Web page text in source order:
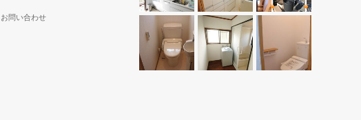
お問い合わせ